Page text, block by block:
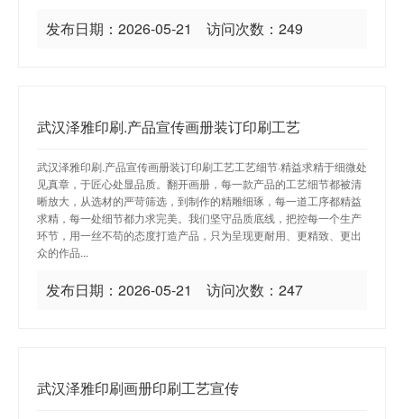
发布日期：2026-05-21 访问次数：249
武汉泽雅印刷.产品宣传画册装订印刷工艺
武汉泽雅印刷.产品宣传画册装订印刷工艺工艺细节·精益求精于细微处
见真章，于匠心处显品质。翻开画册，每一款产品的工艺细节都被清
晰放大，从选材的严苛筛选，到制作的精雕细琢，每一道工序都精益
求精，每一处细节都力求完美。我们坚守品质底线，把控每一个生产
环节，用一丝不苟的态度打造产品，只为呈现更耐用、更精致、更出
众的作品...
发布日期：2026-05-21 访问次数：247
武汉泽雅印刷画册印刷工艺宣传